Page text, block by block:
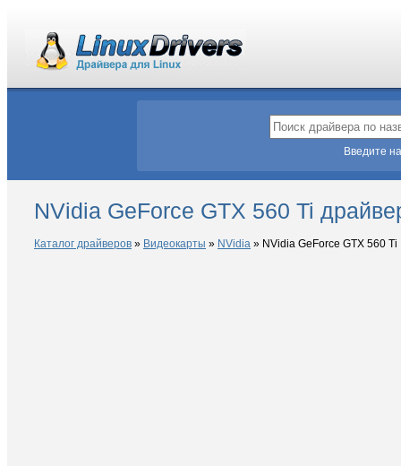
Введите
NVidia GeForce GTX 560 Ti
Каталог драйверов » Видеокарты » NVidia » NVidia GeForce GTX 560 Ti